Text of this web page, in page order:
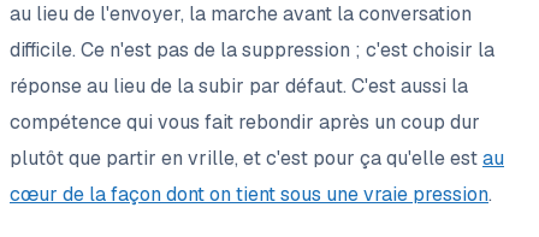
au lieu de l'envoyer, la marche avant la conversation
difficile. Ce n'est pas de la suppression ; c'est choisir la
réponse au lieu de la subir par défaut. C'est aussi la
compétence qui vous fait rebondir après un coup dur
plutôt que partir en vrille, et c'est pour ça qu'elle estau
cœur de la façon dont on tient sous une vraie pression.